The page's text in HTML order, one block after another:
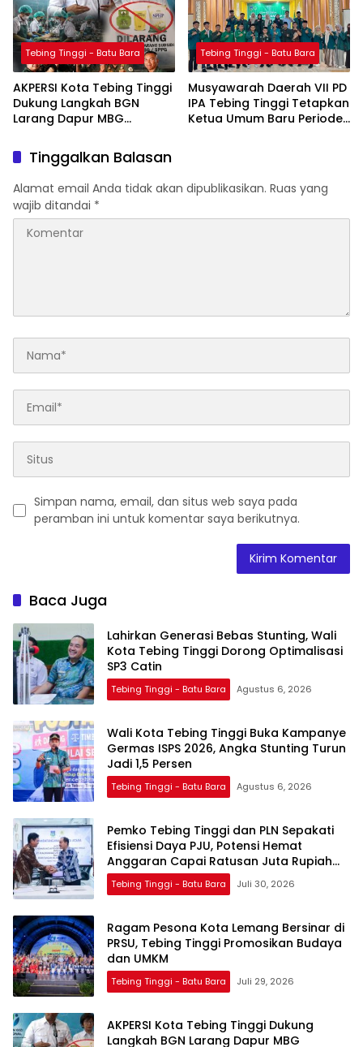
Tebing Tinggi - Batu Bara
AKPERSI Kota Tebing Tinggi
Dukung Langkah BGN
Larang Dapur MBG
Minyakita, dan Beras SPHP
Tebing Tinggi - Batu Bara
Musyawarah Daerah VII PD
IPA Tebing Tinggi Tetapkan
Ketua Umum Baru Periode
Tinggalkan Balasan
Alamat email Anda tidak akan dipublikasikan. Ruas yang
wajib ditandai *
Simpan nama, email, dan situs web saya pada
peramban ini untuk komentar saya berikutnya.
Baca Juga
Lahirkan Generasi Bebas Stunting, Wali
Kota Tebing Tinggi Dorong Optimalisasi
SP3 Catin
Tebing Tinggi - Batu Bara Agustus 6, 2026
Wali Kota Tebing Tinggi Buka Kampanye
Germas ISPS 2026, Angka Stunting Turun
Jadi 1,5 Persen
Tebing Tinggi - Batu Bara Agustus 6, 2026
Pemko Tebing Tinggi dan PLN Sepakati
Efisiensi Daya PJU, Potensi Hemat
Anggaran Capai Ratusan Juta Rupiah
per Bulan
Tebing Tinggi - Batu Bara Juli 30, 2026
Ragam Pesona Kota Lemang Bersinar di
PRSU, Tebing Tinggi Promosikan Budaya
dan UMKM
Tebing Tinggi - Batu Bara Juli 29, 2026
AKPERSI Kota Tebing Tinggi Dukung
Langkah BGN Larang Dapur MBG